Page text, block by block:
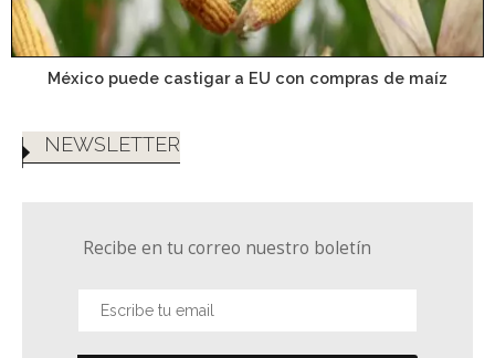
México puede castigar a EU con compras de maíz
NEWSLETTER
Recibe en tu correo nuestro boletín